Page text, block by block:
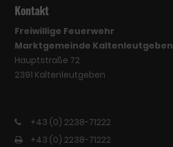
Kontakt
Freiwillige Feuerwehr
Marktgemeinde Kaltenleutgeben
Hauptstraße 72
2391 Kaltenleutgeben
+43 (0) 2238-71222
+43 (0) 2238-71222